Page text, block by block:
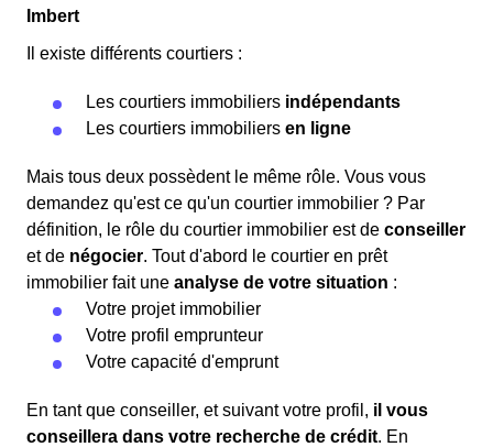
Imbert
Il existe différents courtiers :
Les courtiers immobiliers indépendants
Les courtiers immobiliers en ligne
Mais tous deux possèdent le même rôle. Vous vous
demandez qu'est ce qu'un courtier immobilier ? Par
définition, le rôle du courtier immobilier est de conseiller
et de négocier. Tout d'abord le courtier en prêt
immobilier fait une analyse de votre situation :
Votre projet immobilier
Votre profil emprunteur
Votre capacité d'emprunt
En tant que conseiller, et suivant votre profil, il vous
conseillera dans votre recherche de crédit. En